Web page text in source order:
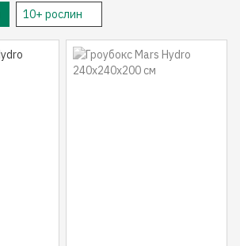
10+ рослин